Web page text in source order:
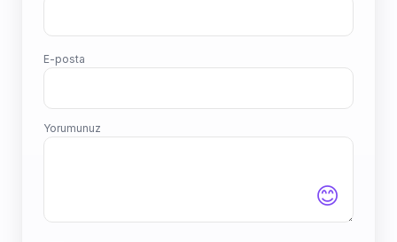
E-posta
Yorumunuz
😊